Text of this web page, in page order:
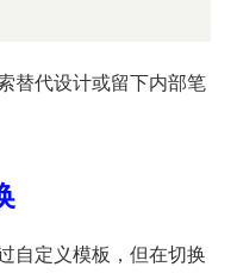
替代设计或留下内部笔
自定义模板，但在切换